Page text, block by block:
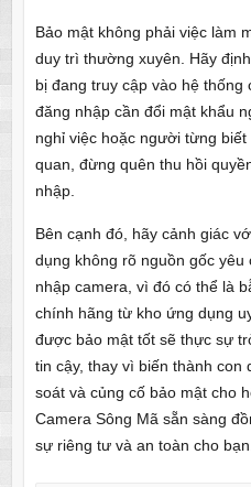
Bảo mật không phải việc làm
duy trì thường xuyên. Hãy
bị đang truy cập vào hệ thống
đăng nhập cần đổi mật khẩu
nghỉ việc hoặc người từng
quan, đừng quên thu hồi
nhập.
Bên cạnh đó, hãy cảnh giác
dụng không rõ nguồn gốc
nhập camera, vì đó có thể là
chính hãng từ kho ứng dụng
được bảo mật tốt sẽ thực sự
tin cậy, thay vì biến thành con
soát và củng cố bảo mật cho
Camera Sông Mã sẵn sàng
sự riêng tư và an toàn cho bạn.